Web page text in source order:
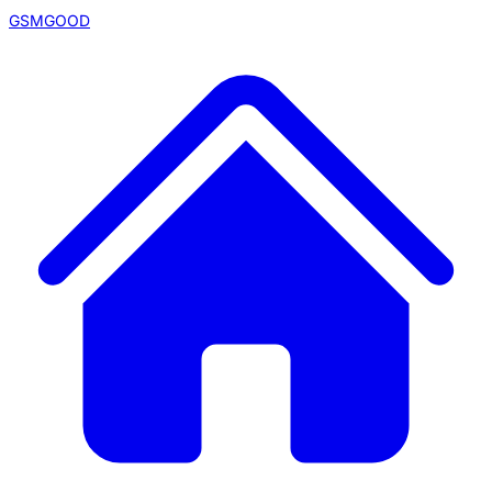
GSMGOOD